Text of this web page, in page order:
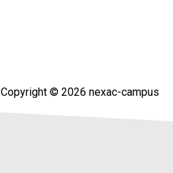
Copyright © 2026 nexac-campus